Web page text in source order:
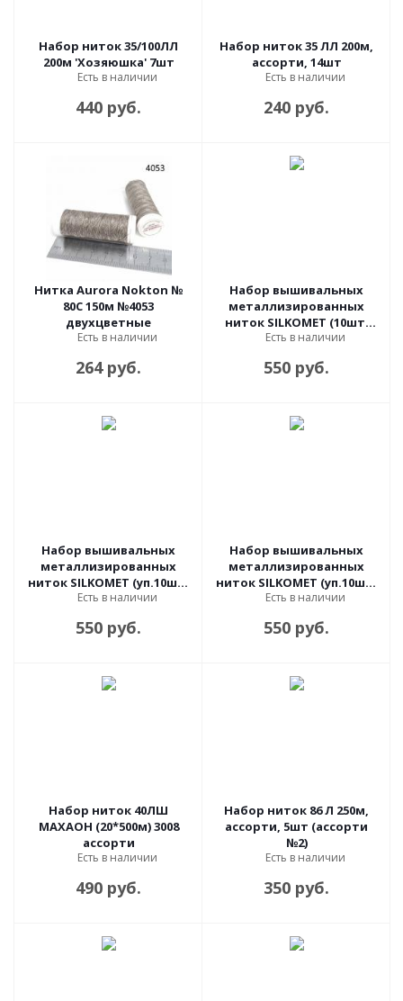
Набор ниток 35/100ЛЛ
200м 'Хозяюшка' 7шт
Есть в наличии
440 руб.
Набор ниток 35 ЛЛ 200м,
ассорти, 14шт
Есть в наличии
240 руб.
Нитка Aurora Nokton №
80C 150м №4053
двухцветные
Есть в наличии
264 руб.
Набор вышивальных
металлизированных
ниток SILKOMET (10шт)
ассорти
Есть в наличии
550 руб.
Набор вышивальных
металлизированных
ниток SILKOMET (уп.10шт)
серебро
Есть в наличии
550 руб.
Набор вышивальных
металлизированных
ниток SILKOMET (уп.10шт)
золото
Есть в наличии
550 руб.
Набор ниток 40ЛШ
МАХАОН (20*500м) 3008
ассорти
Есть в наличии
490 руб.
Набор ниток 86 Л 250м,
ассорти, 5шт (ассорти
№2)
Есть в наличии
350 руб.